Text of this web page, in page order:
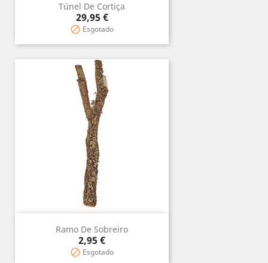
Túnel De Cortiça
Prix
29,95 €
 Esgotado
Ramo De Sobreiro
Prix
2,95 €
 Esgotado